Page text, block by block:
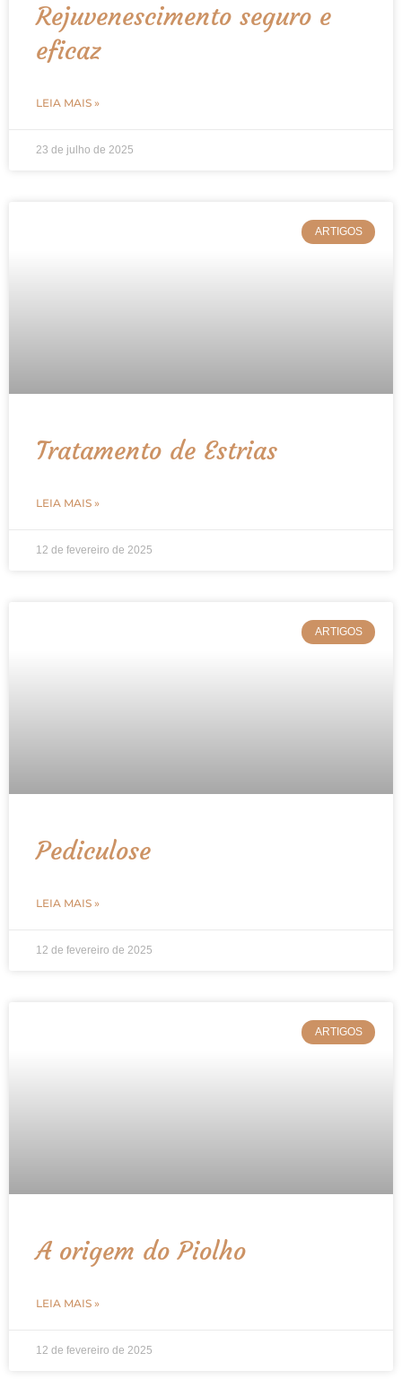
Rejuvenescimento seguro e
eficaz
LEIA MAIS »
23 de julho de 2025
ARTIGOS
Tratamento de Estrias
LEIA MAIS »
12 de fevereiro de 2025
ARTIGOS
Pediculose
LEIA MAIS »
12 de fevereiro de 2025
ARTIGOS
A origem do Piolho
LEIA MAIS »
12 de fevereiro de 2025